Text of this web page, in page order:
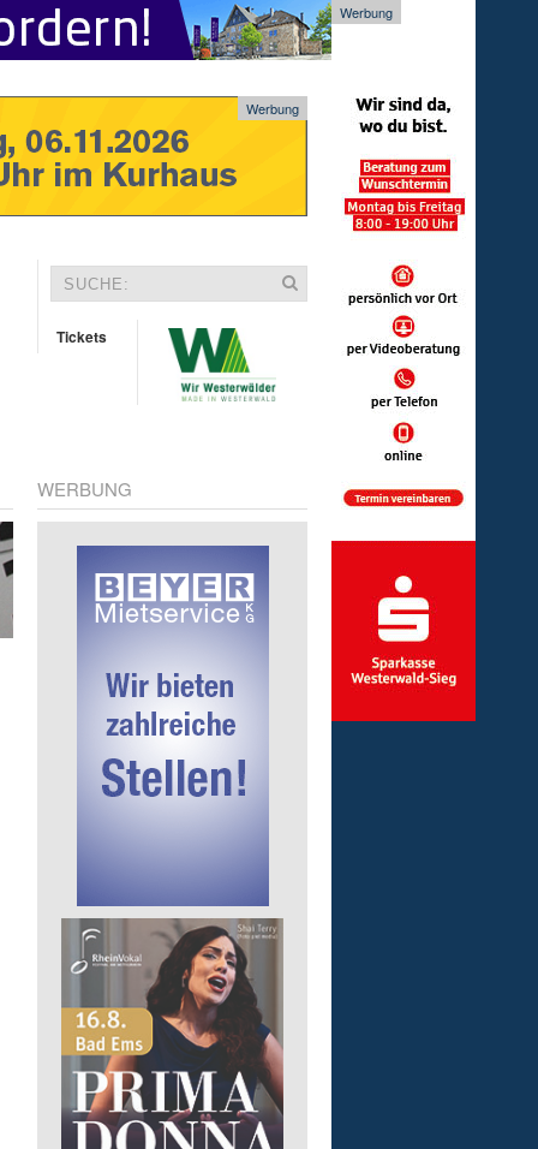
Werbung
Werbung
Tickets
WERBUNG